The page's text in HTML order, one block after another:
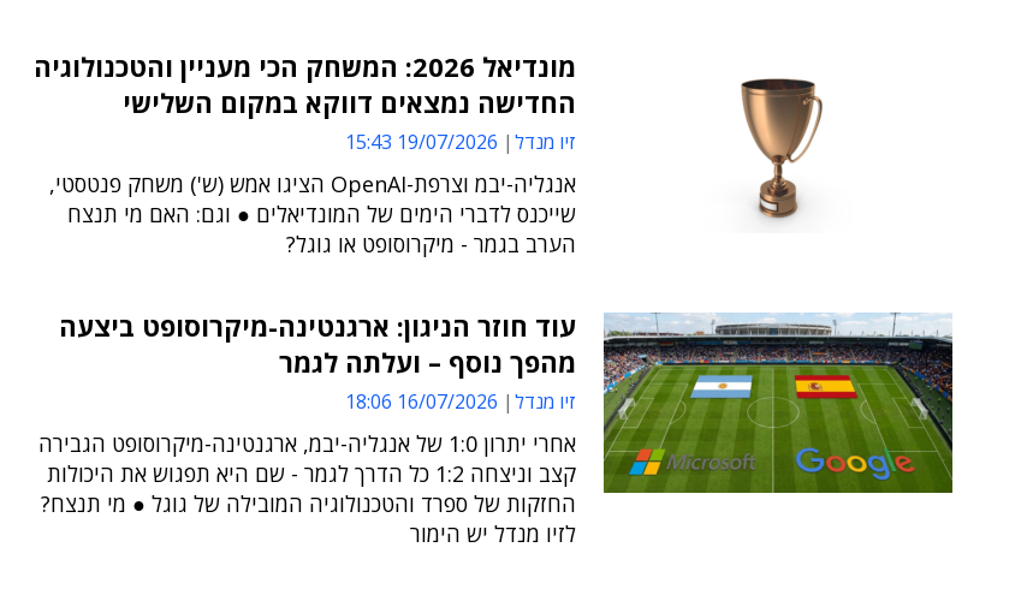
מונדיאל 2026: המשחק הכי מעניין והטכנולוגיה
החדישה נמצאים דווקא במקום השלישי
זיו מנדל 19/07/2026 15:43
אנגליה-יבמ וצרפת-OpenAI הציגו אמש (ש') משחק פנטסטי,
שייכנס לדברי הימים של המונדיאלים ● וגם: האם מי תנצח
הערב בגמר - מיקרוסופט או גוגל?
עוד חוזר הניגון: ארגנטינה-מיקרוסופט ביצעה
מהפך נוסף – ועלתה לגמר
זיו מנדל 16/07/2026 18:06
אחרי יתרון 1:0 של אנגליה-יבמ, ארגנטינה-מיקרוסופט הגבירה
קצב וניצחה 1:2 כל הדרך לגמר - שם היא תפגוש את היכולות
החזקות של ספרד והטכנולוגיה המובילה של גוגל ● מי תנצח?
לזיו מנדל יש הימור